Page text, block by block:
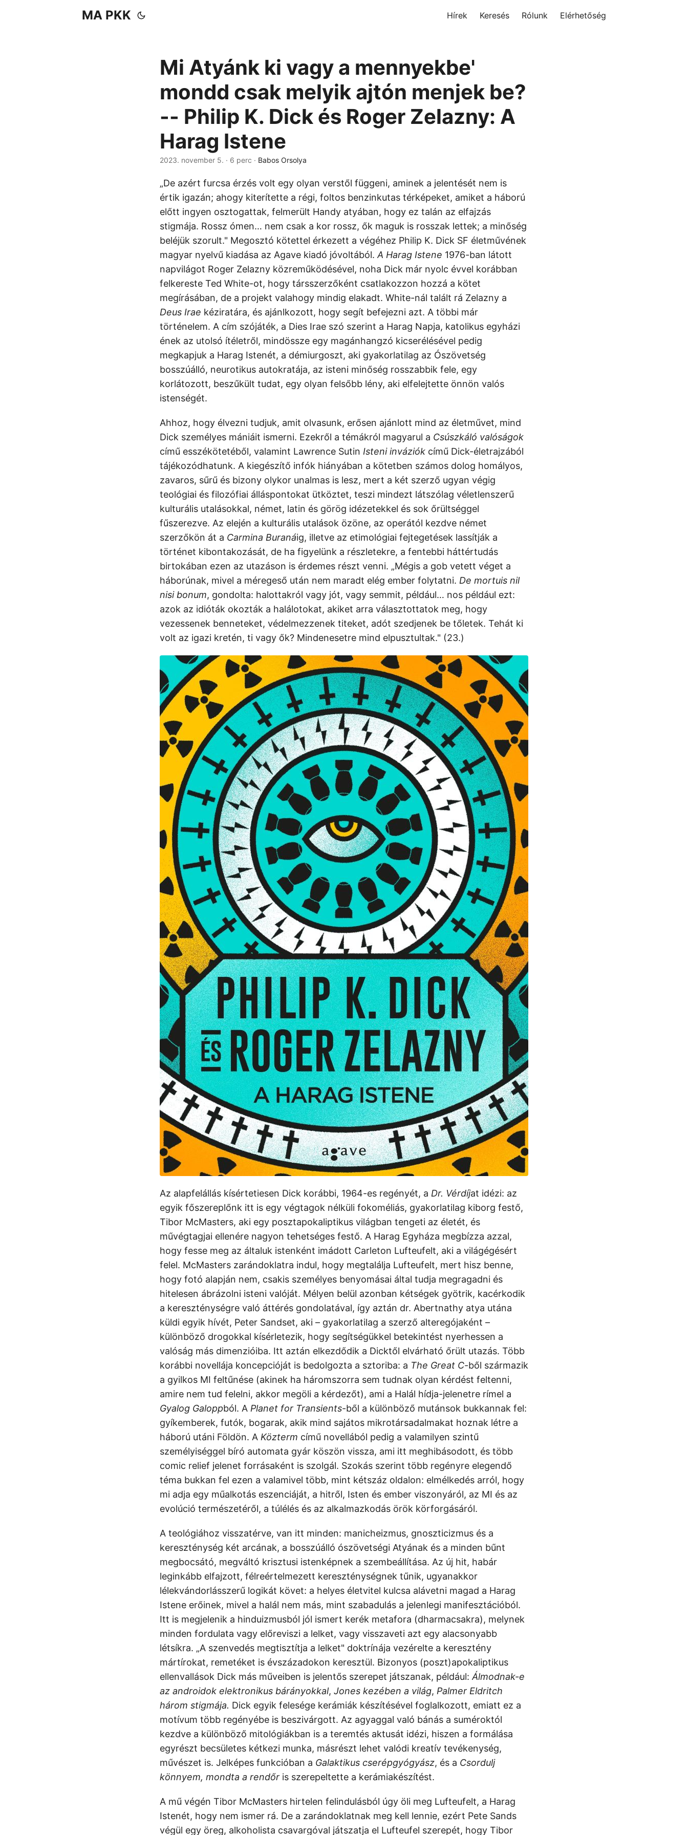
MA PKK Hírek Keresés Rólunk Elérhetőség
Mi Atyánk ki vagy a mennyekbe'
mondd csak melyik ajtón menjek be?
-- Philip K. Dick és Roger Zelazny: A
Harag Istene
2023. november 5. · 6 perc · Babos Orsolya
„De azért furcsa érzés volt egy olyan verstől függeni, aminek a jelentését nem is
értik igazán; ahogy kiterítette a régi, foltos benzinkutas térképeket, amiket a háború
előtt ingyen osztogattak, felmerült Handy atyában, hogy ez talán az elfajzás
stigmája. Rossz ómen… nem csak a kor rossz, ők maguk is rosszak lettek; a minőség
beléjük szorult." Megosztó kötettel érkezett a végéhez Philip K. Dick SF életművének
magyar nyelvű kiadása az Agave kiadó jóvoltából. A Harag Istene 1976-ban látott
napvilágot Roger Zelazny közreműködésével, noha Dick már nyolc évvel korábban
felkereste Ted White-ot, hogy társszerzőként csatlakozzon hozzá a kötet
megírásában, de a projekt valahogy mindig elakadt. White-nál talált rá Zelazny a
Deus Irae kéziratára, és ajánlkozott, hogy segít befejezni azt. A többi már
történelem. A cím szójáték, a Dies Irae szó szerint a Harag Napja, katolikus egyházi
ének az utolsó ítéletről, mindössze egy magánhangzó kicserélésével pedig
megkapjuk a Harag Istenét, a démiurgoszt, aki gyakorlatilag az Ószövetség
bosszúálló, neurotikus autokratája, az isteni minőség rosszabbik fele, egy
korlátozott, beszűkült tudat, egy olyan felsőbb lény, aki elfelejtette önnön valós
istenségét.
Ahhoz, hogy élvezni tudjuk, amit olvasunk, erősen ajánlott mind az életművet, mind
Dick személyes mániáit ismerni. Ezekről a témákról magyarul a Csúszkáló valóságok
című esszékötetéből, valamint Lawrence Sutin Isteni ​inváziók című Dick-életrajzából
tájékozódhatunk. A kiegészítő infók hiányában a kötetben számos dolog homályos,
zavaros, sűrű és bizony olykor unalmas is lesz, mert a két szerző ugyan végig
teológiai és filozófiai álláspontokat ütköztet, teszi mindezt látszólag véletlenszerű
kulturális utalásokkal, német, latin és görög idézetekkel és sok őrültséggel
fűszerezve. Az elején a kulturális utalások özöne, az operától kezdve német
szerzőkön át a Carmina Buranáig, illetve az etimológiai fejtegetések lassítják a
történet kibontakozását, de ha figyelünk a részletekre, a fentebbi háttértudás
birtokában ezen az utazáson is érdemes részt venni. „Mégis a gob vetett véget a
háborúnak, mivel a méregeső után nem maradt elég ember folytatni. De mortuis nil
nisi bonum, gondolta: halottakról vagy jót, vagy semmit, például… nos például ezt:
azok az idióták okozták a halálotokat, akiket arra választottatok meg, hogy
vezessenek benneteket, védelmezzenek titeket, adót szedjenek be tőletek. Tehát ki
volt az igazi kretén, ti vagy ők? Mindenesetre mind elpusztultak." (23.)
Az alapfelállás kísértetiesen Dick korábbi, 1964-es regényét, a Dr. Vérdíjat idézi: az
egyik főszereplőnk itt is egy végtagok nélküli fokoméliás, gyakorlatilag kiborg festő,
Tibor McMasters, aki egy posztapokaliptikus világban tengeti az életét, és
művégtagjai ellenére nagyon tehetséges festő. A Harag Egyháza megbízza azzal,
hogy fesse meg az általuk istenként imádott Carleton Lufteufelt, aki a világégésért
felel. McMasters zarándoklatra indul, hogy megtalálja Lufteufelt, mert hisz benne,
hogy fotó alapján nem, csakis személyes benyomásai által tudja megragadni és
hitelesen ábrázolni isteni valóját. Mélyen belül azonban kétségek gyötrik, kacérkodik
a kereszténységre való áttérés gondolatával, így aztán dr. Abertnathy atya utána
küldi egyik hívét, Peter Sandset, aki – gyakorlatilag a szerző alteregójaként –
különböző drogokkal kísérletezik, hogy segítségükkel betekintést nyerhessen a
valóság más dimenzióiba. Itt aztán elkezdődik a Dicktől elvárható őrült utazás. Több
korábbi novellája koncepcióját is bedolgozta a sztoriba: a The Great C-ből származik
a gyilkos MI feltűnése (akinek ha háromszorra sem tudnak olyan kérdést feltenni,
amire nem tud felelni, akkor megöli a kérdezőt), ami a Halál hídja-jelenetre rímel a
Gyalog Galoppból. A Planet for Transients-ből a különböző mutánsok bukkannak fel:
gyíkemberek, futók, bogarak, akik mind sajátos mikrotársadalmakat hoznak létre a
háború utáni Földön. A Közterm című novellából pedig a valamilyen szintű
személyiséggel bíró automata gyár köszön vissza, ami itt meghibásodott, és több
comic relief jelenet forrásaként is szolgál. Szokás szerint több regényre elegendő
téma bukkan fel ezen a valamivel több, mint kétszáz oldalon: elmélkedés arról, hogy
mi adja egy műalkotás eszenciáját, a hitről, Isten és ember viszonyáról, az MI és az
evolúció természetéről, a túlélés és az alkalmazkodás örök körforgásáról.
A teológiához visszatérve, van itt minden: manicheizmus, gnoszticizmus és a
kereszténység két arcának, a bosszúálló ószövetségi Atyának és a minden bűnt
megbocsátó, megváltó krisztusi istenképnek a szembeállítása. Az új hit, habár
leginkább elfajzott, félreértelmezett kereszténységnek tűnik, ugyanakkor
lélekvándorlásszerű logikát követ: a helyes életvitel kulcsa alávetni magad a Harag
Istene erőinek, mivel a halál nem más, mint szabadulás a jelenlegi manifesztációból.
Itt is megjelenik a hinduizmusból jól ismert kerék metafora (dharmacsakra), melynek
minden fordulata vagy előreviszi a lelket, vagy visszaveti azt egy alacsonyabb
létsíkra. „A szenvedés megtisztítja a lelket" doktrínája vezérelte a keresztény
mártírokat, remetéket is évszázadokon keresztül. Bizonyos (poszt)apokaliptikus
ellenvallások Dick más műveiben is jelentős szerepet játszanak, például: Álmodnak-e
az androidok elektronikus bárányokkal, Jones kezében a világ, Palmer Eldritch
három stigmája. Dick egyik felesége kerámiák készítésével foglalkozott, emiatt ez a
motívum több regényébe is beszivárgott. Az agyaggal való bánás a suméroktól
kezdve a különböző mitológiákban is a teremtés aktusát idézi, hiszen a formálása
egyrészt becsületes kétkezi munka, másrészt lehet valódi kreatív tevékenység,
művészet is. Jelképes funkcióban a Galaktikus cserépgyógyász, és a Csordulj
könnyem, mondta a rendőr is szerepeltette a kerámiakészítést.
A mű végén Tibor McMasters hirtelen felindulásból úgy öli meg Lufteufelt, a Harag
Istenét, hogy nem ismer rá. De a zarándoklatnak meg kell lennie, ezért Pete Sands
végül egy öreg, alkoholista csavargóval játszatja el Lufteufel szerepét, hogy Tibor